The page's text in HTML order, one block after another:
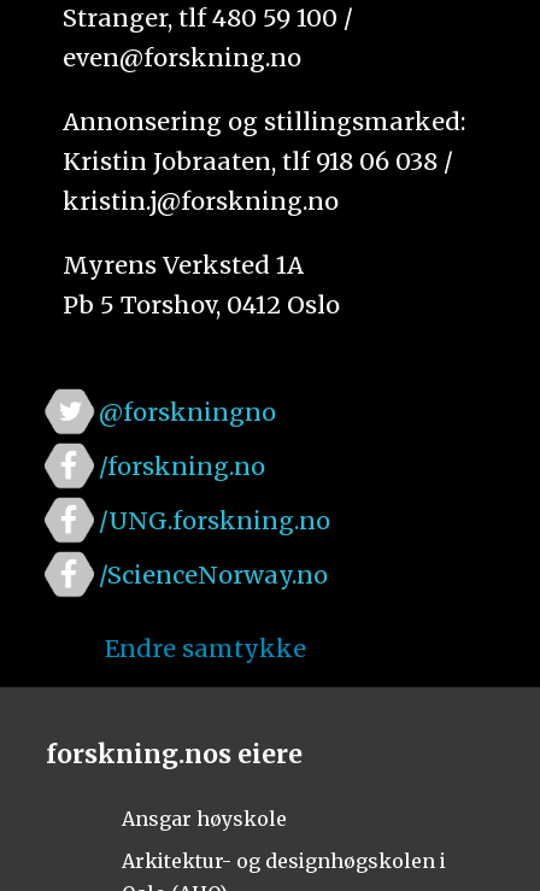
Stranger, tlf 480 59 100 /
even@forskning.no
Annonsering og stillingsmarked:
Kristin Jobraaten, tlf 918 06 038 /
kristin.j@forskning.no
Myrens Verksted 1A
Pb 5 Torshov, 0412 Oslo
@forskningno
/forskning.no
/UNG.forskning.no
/ScienceNorway.no
Endre samtykke
forskning.nos eiere
Ansgar høyskole
Arkitektur- og designhøgskolen i